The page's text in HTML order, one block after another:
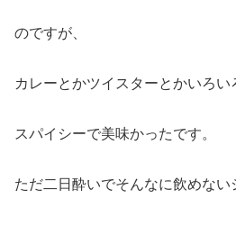
のですが、
カレーとかツイスターとかいろい
スパイシーで美味かったです。
ただ二日酔いでそんなに飲めない